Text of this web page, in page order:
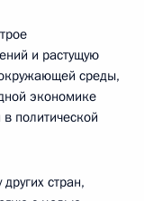
и растущую
среды,
экономике
политической
стран,